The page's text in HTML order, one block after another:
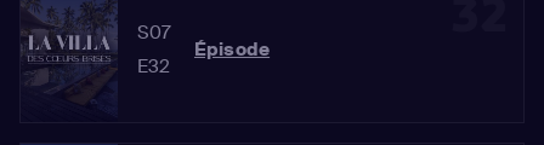
S07
E32
Épisode